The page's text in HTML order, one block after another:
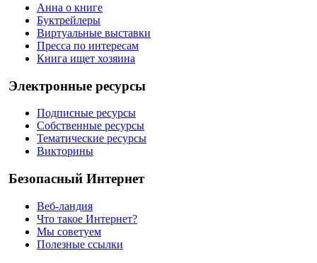
Анна о книге
Буктрейлеры
Виртуальные выставки
Пресса по интересам
Книга ищет хозяина
Электронные ресурсы
Подписные ресурсы
Собственные ресурсы
Тематические ресурсы
Викторины
Безопасный Интернет
Веб-ландия
Что такое Интернет?
Мы советуем
Полезные ссылки